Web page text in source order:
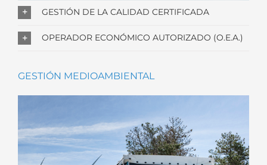
GESTIÓN DE LA CALIDAD CERTIFICADA
OPERADOR ECONÓMICO AUTORIZADO (O.E.A.)
GESTIÓN MEDIOAMBIENTAL